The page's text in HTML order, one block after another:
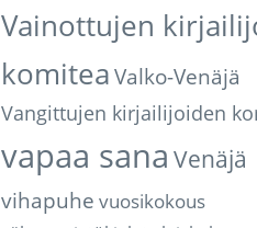
Vainottujen
komitea Valko-Venäjä
Vangittujen kirjailijoiden
vapaa sana Venäjä
vihapuhe vuosikokous